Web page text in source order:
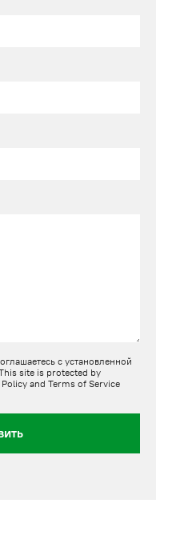
с установленной
Policy and Terms of Service